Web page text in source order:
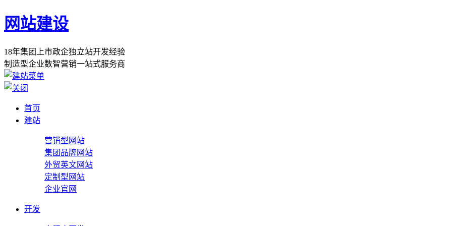
网站建设
18年集团 上市政企独立站开发经验
制 造型企业数智营销一站式服务商
首页
建站
营销型网站
集团品牌网站
外贸英文网站
定制型网站
企业官网
开发